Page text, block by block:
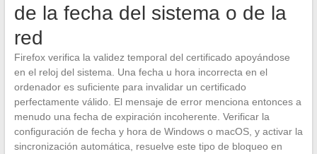
de la fecha del sistema o de la
red
Firefox verifica la validez temporal del certificado apoyándose
en el reloj del sistema. Una fecha u hora incorrecta en el
ordenador es suficiente para invalidar un certificado
perfectamente válido. El mensaje de error menciona entonces a
menudo una fecha de expiración incoherente. Verificar la
configuración de fecha y hora de Windows o macOS, y activar la
sincronización automática, resuelve este tipo de bloqueo en